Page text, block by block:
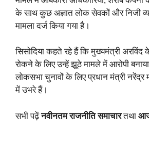
के साथ कुछ अज्ञात लोक सेवकों और निजी
मामला दर्ज किया गया है।
सिसोदिया कहते रहे हैं कि मुख्यमंत्री अरविंद
रोकने के लिए उन्हें झूठे मामले में आरोपी
लोकसभा चुनावों के लिए प्रधान मंत्री
में उभरे हैं।
सभी पढ़ेंनवीनतम राजनीति समाचारतथा